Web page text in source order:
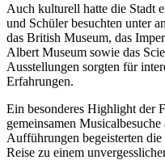
Auch kulturell hatte die Stadt
und Schüler besuchten unter
das British Museum, das
Albert Museum sowie das
Ausstellungen sorgten für
Erfahrungen.
Ein besonderes Highlight der
gemeinsamen
Aufführungen begeisterten
Reise zu einem